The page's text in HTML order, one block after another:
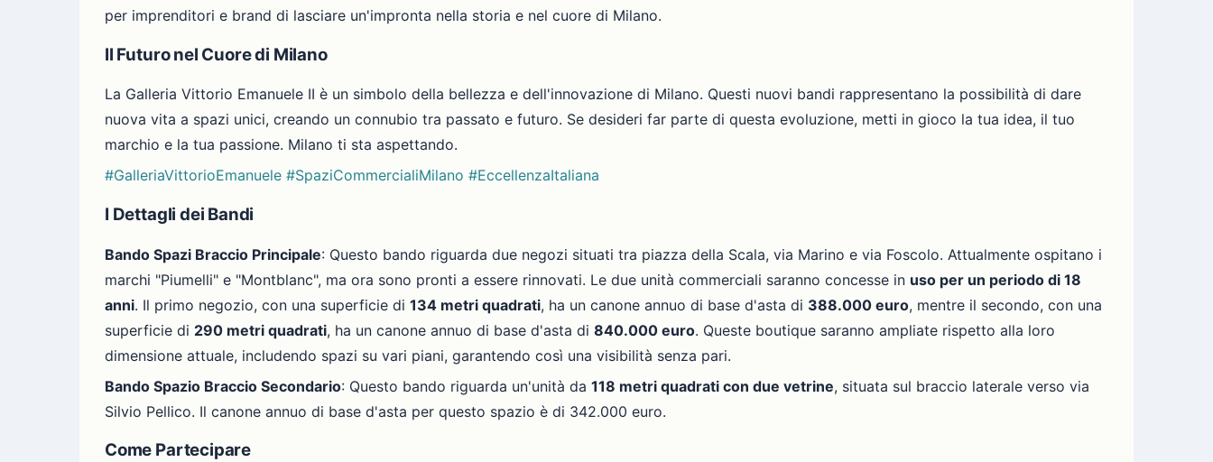
per imprenditori e brand di lasciare un'impronta nella storia e nel cuore di Milano.
Il Futuro nel Cuore di Milano
La Galleria Vittorio Emanuele II è un simbolo della bellezza e dell'innovazione di Milano. Questi nuovi bandi rappresentano la possibilità di dare
nuova vita a spazi unici, creando un connubio tra passato e futuro. Se desideri far parte di questa evoluzione, metti in gioco la tua idea, il tuo
marchio e la tua passione. Milano ti sta aspettando.
#GalleriaVittorioEmanuele #SpaziCommercialiMilano #EccellenzaItaliana
I Dettagli dei Bandi
Bando Spazi Braccio Principale: Questo bando riguarda due negozi situati tra piazza della Scala, via Marino e via Foscolo. Attualmente ospitano i
marchi "Piumelli" e "Montblanc", ma ora sono pronti a essere rinnovati. Le due unità commerciali saranno concesse in uso per un periodo di 18
anni. Il primo negozio, con una superficie di 134 metri quadrati, ha un canone annuo di base d'asta di 388.000 euro, mentre il secondo, con una
superficie di 290 metri quadrati, ha un canone annuo di base d'asta di 840.000 euro. Queste boutique saranno ampliate rispetto alla loro
dimensione attuale, includendo spazi su vari piani, garantendo così una visibilità senza pari.
Bando Spazio Braccio Secondario: Questo bando riguarda un'unità da 118 metri quadrati con due vetrine, situata sul braccio laterale verso via
Silvio Pellico. Il canone annuo di base d'asta per questo spazio è di 342.000 euro.
Come Partecipare